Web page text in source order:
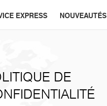
EXPRESS NOUVEAUTÉS
DE